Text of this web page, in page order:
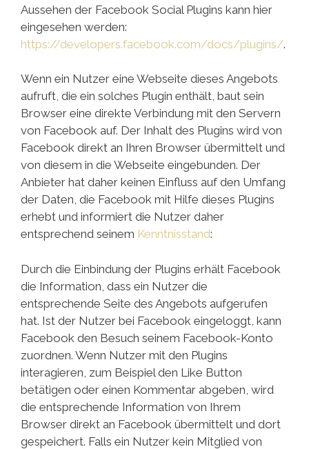
Aussehen der Facebook Social Plugins kann hier
eingesehen werden:
https://developers.facebook.com/docs/plugins/.
Wenn ein Nutzer eine Webseite dieses Angebots
aufruft, die ein solches Plugin enthält, baut sein
Browser eine direkte Verbindung mit den Servern
von Facebook auf. Der Inhalt des Plugins wird von
Facebook direkt an Ihren Browser übermittelt und
von diesem in die Webseite eingebunden. Der
Anbieter hat daher keinen Einfluss auf den Umfang
der Daten, die Facebook mit Hilfe dieses Plugins
erhebt und informiert die Nutzer daher
entsprechend seinem Kenntnisstand:
Durch die Einbindung der Plugins erhält Facebook
die Information, dass ein Nutzer die
entsprechende Seite des Angebots aufgerufen
hat. Ist der Nutzer bei Facebook eingeloggt, kann
Facebook den Besuch seinem Facebook-Konto
zuordnen. Wenn Nutzer mit den Plugins
interagieren, zum Beispiel den Like Button
betätigen oder einen Kommentar abgeben, wird
die entsprechende Information von Ihrem
Browser direkt an Facebook übermittelt und dort
gespeichert. Falls ein Nutzer kein Mitglied von